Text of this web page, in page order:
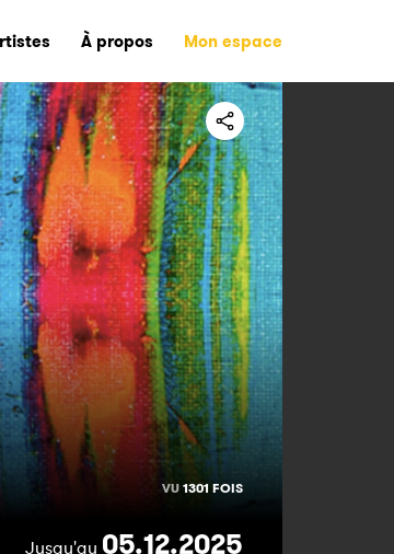
À propos Mon espace
VU 1301 FOIS
Jusqu'au 05.12.2025